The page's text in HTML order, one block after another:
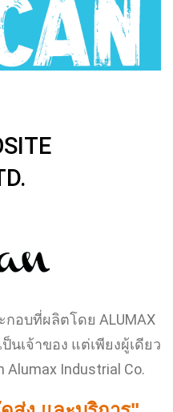
อบที่ผลิตโดย ALUMAX
นเจ้าของ แต่เพียงผู้เดียว
Industrial Co.